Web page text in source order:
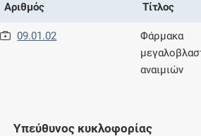
Αριθμός Τίτλος
09.01.02
Φάρμακα
αναιμιών
Υπεύθυνος κυκλοφορίας